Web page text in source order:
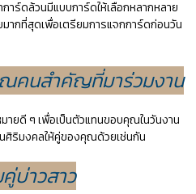
าร์ดล้วนมีแบบการ์ดให้เลือกหลากหลาย
ากที่สุดเพื่อเตรียมการแจกการ์ดก่อนวัน
คนสำคัญที่มาร่วมงาน
ายดี ๆ เพื่อเป็นตัวแทนขอบคุณในวันงาน
นศิริมงคลให้คู่ของคุณด้วยเช่นกัน
บ่าวสาว